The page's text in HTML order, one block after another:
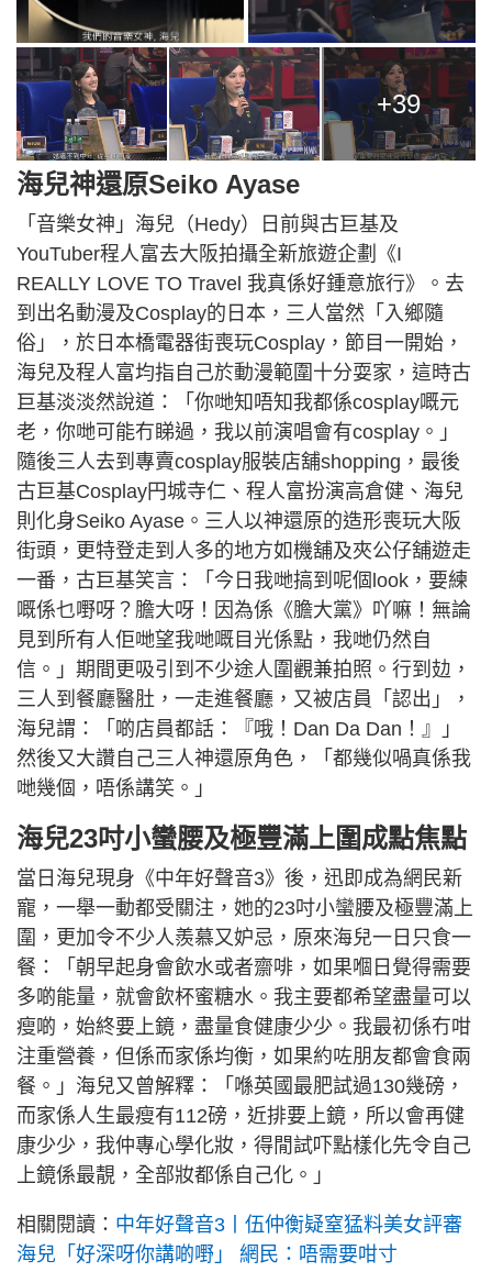
+39
海兒神還原Seiko Ayase
「音樂女神」海兒（Hedy）日前與古巨基及
YouTuber程人富去大阪拍攝全新旅遊企劃《I
REALLY LOVE TO Travel 我真係好鍾意旅行》。去
到出名動漫及Cosplay的日本，三人當然「入鄉隨
俗」，於日本橋電器街喪玩Cosplay，節目一開始，
海兒及程人富均指自己於動漫範圍十分耍家，這時古
巨基淡淡然說道：「你哋知唔知我都係cosplay嘅元
老，你哋可能冇睇過，我以前演唱會有cosplay。」
隨後三人去到專賣cosplay服裝店舖shopping，最後
古巨基Cosplay円城寺仁、程人富扮演高倉健、海兒
則化身Seiko Ayase。三人以神還原的造形喪玩大阪
街頭，更特登走到人多的地方如機舖及夾公仔舖遊走
一番，古巨基笑言：「今日我哋搞到呢個look，要練
嘅係乜嘢呀？膽大呀！因為係《膽大黨》吖嘛！無論
見到所有人佢哋望我哋嘅目光係點，我哋仍然自
信。」期間更吸引到不少途人圍觀兼拍照。行到攰，
三人到餐廳醫肚，一走進餐廳，又被店員「認出」，
海兒謂：「啲店員都話：『哦！Dan Da Dan！』」
然後又大讚自己三人神還原角色，「都幾似喎真係我
哋幾個，唔係講笑。」
海兒23吋小蠻腰及極豐滿上圍成點焦點
當日海兒現身《中年好聲音3》後，迅即成為網民新
寵，一舉一動都受關注，她的23吋小蠻腰及極豐滿上
圍，更加令不少人羨慕又妒忌，原來海兒一日只食一
餐：「朝早起身會飲水或者齋啡，如果嗰日覺得需要
多啲能量，就會飲杯蜜糖水。我主要都希望盡量可以
瘦啲，始終要上鏡，盡量食健康少少。我最初係冇咁
注重營養，但係而家係均衡，如果約咗朋友都會食兩
餐。」海兒又曾解釋：「喺英國最肥試過130幾磅，
而家係人生最瘦有112磅，近排要上鏡，所以會再健
康少少，我仲專心學化妝，得閒試吓點樣化先令自己
上鏡係最靚，全部妝都係自己化。」
相關閱讀： 中年好聲音3丨伍仲衡疑窒猛料美女評審
海兒「好深呀你講啲嘢」 網民：唔需要咁寸